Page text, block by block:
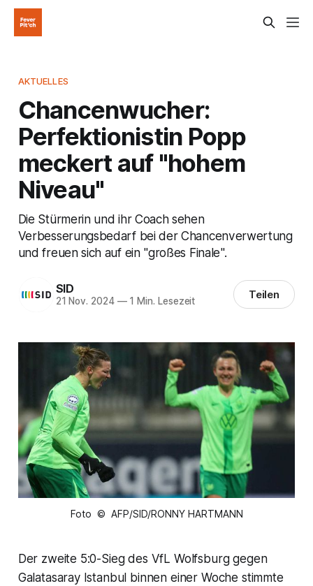
AKTUELLES
Chancenwucher:
Perfektionistin Popp
meckert auf "hohem
Niveau"
Die Stürmerin und ihr Coach sehen
Verbesserungsbedarf bei der Chancenverwertung
und freuen sich auf ein "großes Finale".
SID
21 Nov. 2024 —1 Min. Lesezeit Teilen
Foto © AFP/SID/RONNY HARTMANN
Der zweite 5:0-Sieg des VfL Wolfsburg gegen
Galatasaray Istanbul binnen einer Woche stimmte